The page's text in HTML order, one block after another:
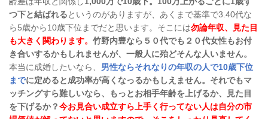
つ下と結ばれるというのがありますが、あくまで基準で3.40代な
ら5歳から10歳下位までだと思います。そこには勿論年収、見た目
も大きく関わります。 竹野内豊なら５０代でも２０代女性もお付
き合いするかもしれませんが、一般人に殆どそんな人いません。
本当に成婚したいなら、 男性ならそれなりの年収の人で10歳下位
までに定めると成功率が高くなっるかもしえません。それでもマ
ッチングすら難しいなら、もっとお相手年齢を上げるか、見た目
を下げるか？今お見合い成立すら上手く行ってない人は自分の市